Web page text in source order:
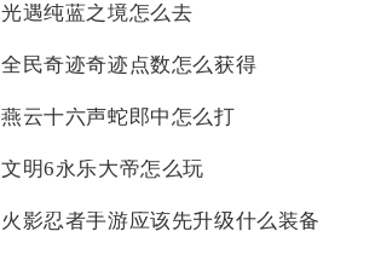
光遇纯蓝之境怎么去
全民奇迹奇迹点数怎么获得
燕云十六声蛇郎中怎么打
文明6永乐大帝怎么玩
火影忍者手游应该先升级什么装备